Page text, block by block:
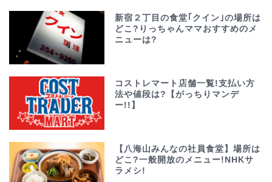
新宿２丁目の食堂｢クイン｣の場所は
どこ?りっちゃんママおすすめのメ
ニューは?
コストレマート店舗一覧!支払い方
法や値段は?【がっちりマンデ
ー!!】
【八海山みんなの社員食堂】場所は
どこ?一般開放のメニュー!NHKサ
ラメシ!